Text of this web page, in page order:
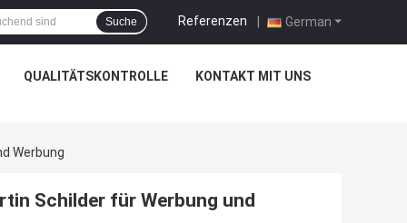
German
Referenzen |
Suche
QUALITÄTSKONTROLLE KONTAKT MIT UNS
Werbung
Schilder für Werbung und